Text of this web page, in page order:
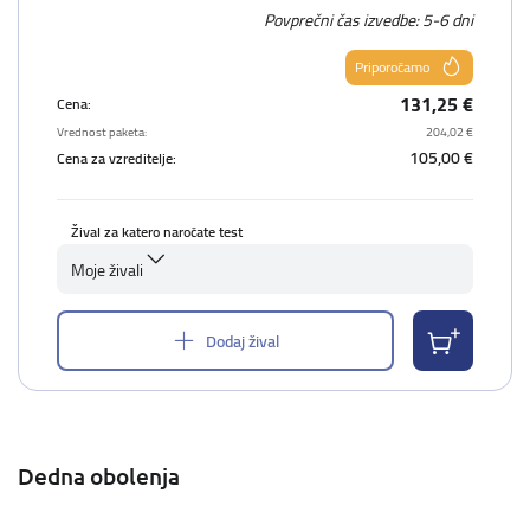
Povprečni čas izvedbe: 5-6 dni
Priporočamo
Cena:
131,25 €
Vrednost paketa: 204,02 €
Cena za vzreditelje: 105,00 €
Žival za katero naročate test
Moje živali
Dodaj žival
Dedna obolenja